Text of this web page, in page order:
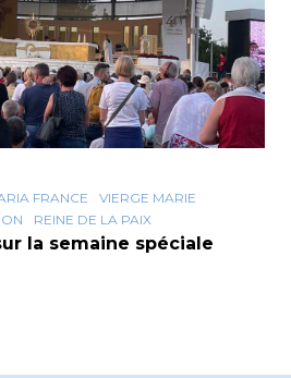
FRANCE
VIERGE MARIE
REINE DE LA PAIX
la semaine spéciale